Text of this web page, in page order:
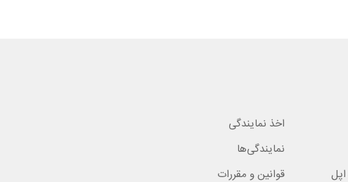
اخذ نمایندگی
نمایندگی‌ها
قوانین و مقررات